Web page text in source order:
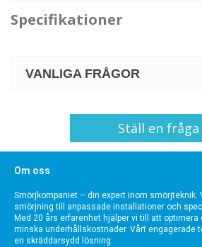
Specifikationer
VANLIGA FRÅGOR
Ställ en fråga
Om oss
Smörjkompaniet – din expert inom smörjteknik.
smörjning till anpassade installationer och
Med 20 års erfarenhet hjälper vi till att optimera
minska underhållskostnader. Vårt engagerade
en skräddarsydd lösning.